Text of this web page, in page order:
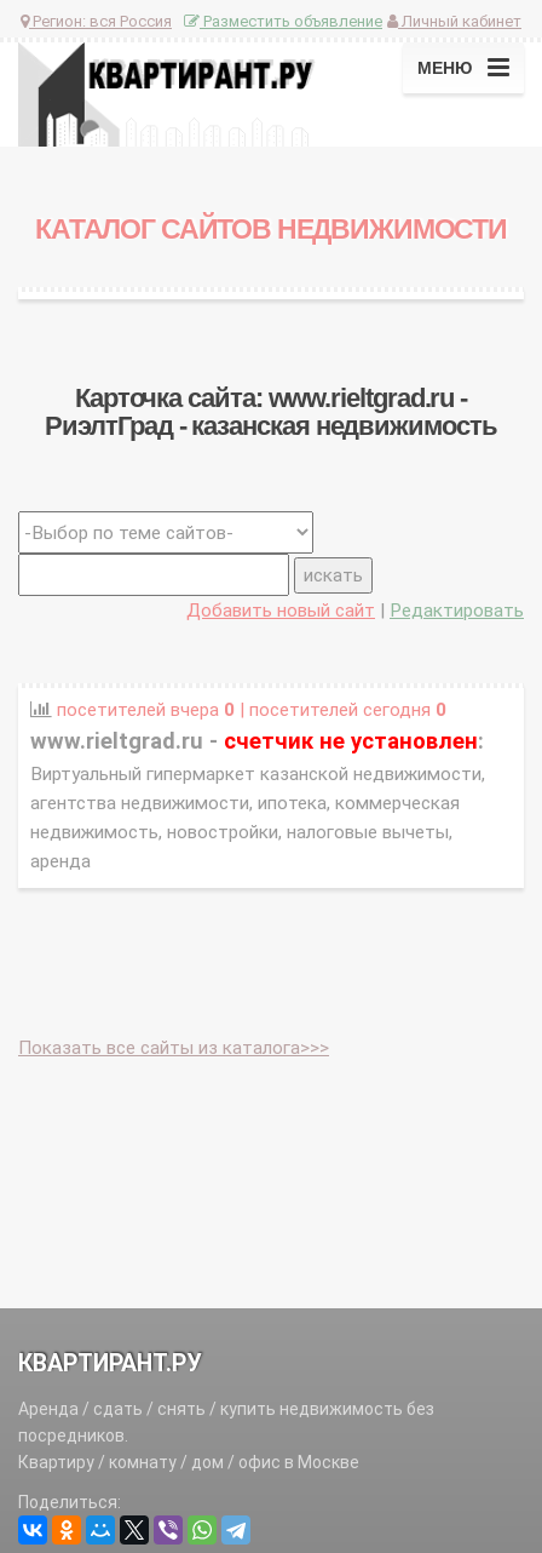
Регион: вся Россия Личный кабинет
Разместить объявление
МЕНЮ
КАТАЛОГ САЙТОВ НЕДВИЖИМОСТИ
Карточка сайта: www.rieltgrad.ru -
РиэлтГрад - казанская недвижимость
Добавить новый сайт Редактировать
посетителей вчера 0 | посетителей сегодня 0
www.rieltgrad.ru - счетчик не установлен:
Виртуальный гипермаркет казанской недвижимости,
агентства недвижимости, ипотека, коммерческая
недвижимость, новостройки, налоговые вычеты,
аренда
Показать все сайты из каталога>>>
КВАРТИРАНТ.РУ
Аренда / сдать / снять / купить недвижимость без
посредников.
Квартиру / комнату / дом / офис в Москве
Поделиться: